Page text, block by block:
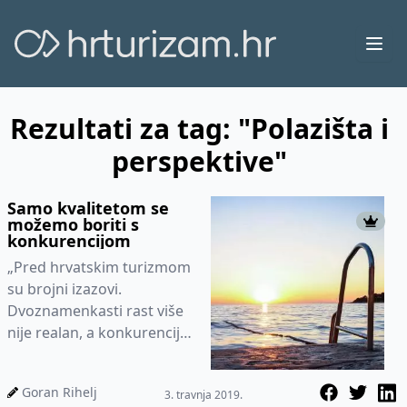
Rezultati za tag: "Polazišta i
perspektive"
Samo kvalitetom se
možemo boriti s
konkurencijom
„Pred hrvatskim turizmom
su brojni izazovi.
Dvoznamenkasti rast više
nije realan, a konkurencija
borba...
Goran Rihelj 3. travnja 2019.